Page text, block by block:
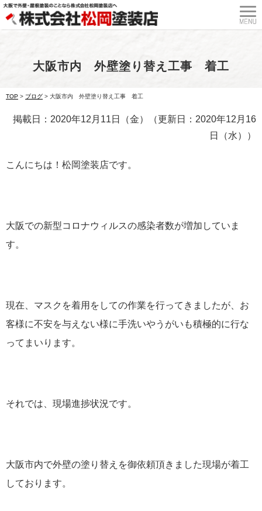
大阪市内 外壁塗り替え工事 着工
TOP > ブログ > 大阪市内 外壁塗り替え工事 着工
掲載日：2020年12月11日（金）（更新日：2020年12月16
日（水））
こんにちは！松岡塗装店です。
大阪での新型コロナウィルスの感染者数が増加していま
す。
現在、マスクを着用をしての作業を行ってきましたが、お
客様に不安を与えない様に手洗いやうがいも積極的に行な
ってまいります。
それでは、現場進捗状況です。
大阪市内で外壁の塗り替えを御依頼頂きました現場が着工
しております。